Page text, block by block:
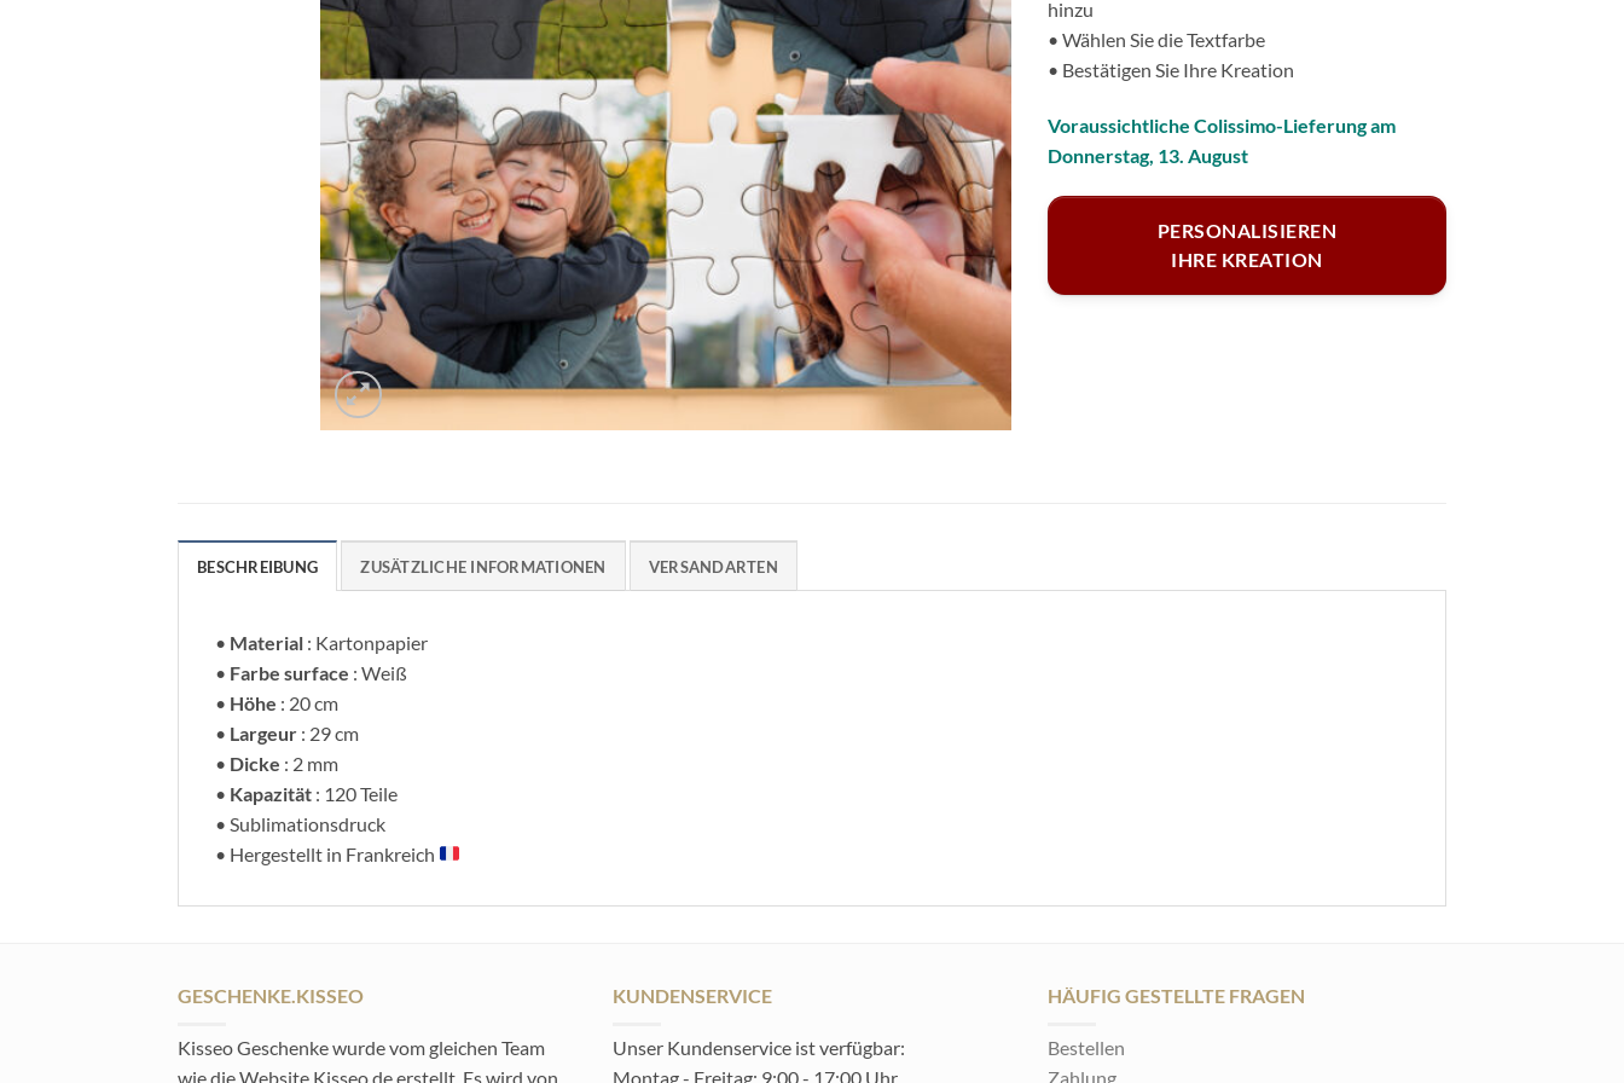
hinzu
• Wählen Sie die Textfarbe
• Bestätigen Sie Ihre Kreation
Voraussichtliche Colissimo-Lieferung am
Donnerstag, 13. August
PERSONALISIEREN
IHRE KREATION
BESCHREIBUNG ZUSÄTZLICHE INFORMATIONEN VERSANDARTEN
• Material : Kartonpapier
• Farbe surface : Weiß
• Höhe : 20 cm
• Largeur : 29 cm
• Dicke : 2 mm
• Kapazität : 120 Teile
• Sublimationsdruck
• Hergestellt in Frankreich
GESCHENKE.KISSEO
Kisseo Geschenke wurde vom gleichen Team
wie die Website Kisseo.de erstellt. Es wird von
KUNDENSERVICE
Unser Kundenservice ist verfügbar:
Montag - Freitag: 9:00 - 17:00 Uhr
HÄUFIG GESTELLTE FRAGEN
Bestellen
Zahlung